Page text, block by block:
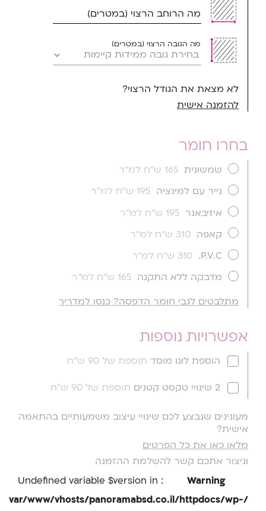
מה הרוחב הרצוי (במטרים)
מה הגובה הרצוי (במטרים)
לא מצאת את הגודל הרצוי?
להזמנה אישית
בחרו חומר
שמשונית 165 ש''ח למ''ר
נייר עם למינציה 195 ש''ח למ''ר
איזיבאנר 195 ש''ח למ''ר
קאפה 310 ש''ח למ''ר
P.V.C.
310 ש''ח למ''ר
מדבקה ללא התקנה 165 ש''ח למ''ר
מתלבטים לגבי חומר הדפסה? כנסו למדריך
אפשרויות נוספות
הוספת לוגו מוסד תוספת של 90 ש"ח
2 שינויי טקסט קטנים תוספת של 90 ש"ח
מעונינים שנבצע לכם שינויי עיצוב משמעותיים בהתאמה
אישית?
מלאו כאן את כל הפרטים
וניצור אתכם קשר להשלמת ההזמנה
Warning
: Undefined variable $version in
/var/www/vhosts/panoramabsd.co.il/httpdocs/wp-